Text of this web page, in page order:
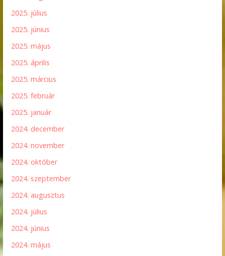
2025. július
2025. június
2025. május
2025. április
2025. március
2025. február
2025. január
2024. december
2024. november
2024. október
2024. szeptember
2024. augusztus
2024. július
2024. június
2024. május